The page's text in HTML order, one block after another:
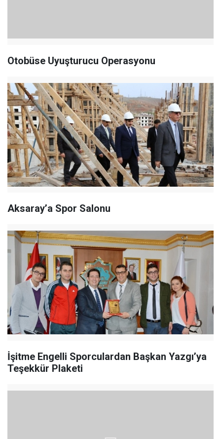
Otobüse Uyuşturucu Operasyonu
Aksaray’a Spor Salonu
İşitme Engelli Sporculardan Başkan Yazgı’ya
Teşekkür Plaketi